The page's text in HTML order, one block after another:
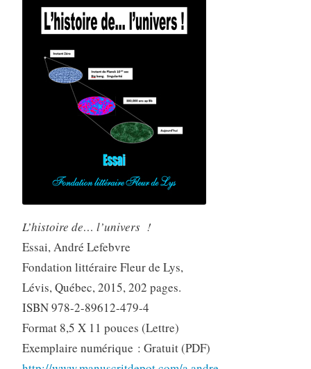
L’histoire de… l’univers !
Essai, André Lefebvre
Fondation littéraire Fleur de Lys,
Lévis, Québec, 2015, 202 pages.
ISBN 978-2-89612-479-4
Format 8,5 X 11 pouces (Lettre)
Exemplaire numérique : Gratuit (PDF)